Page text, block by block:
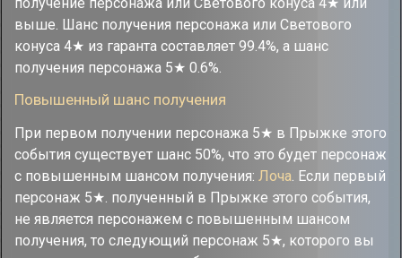
выше. Шанс получения персонажа или Светового
конуса 4★ из гаранта составляет 99.4%, а шанс
получения персонажа 5★ 0.6%.
Повышенный шанс получения
При первом получении персонажа 5★ в Прыжке этого
события существует шанс 50%, что это будет персонаж
с повышенным шансом получения: Лоча. Если первый
персонаж 5★. полученный в Прыжке этого события,
не является персонажем с повышенным шансом
получения, то следующий персонаж 5★, которого вы